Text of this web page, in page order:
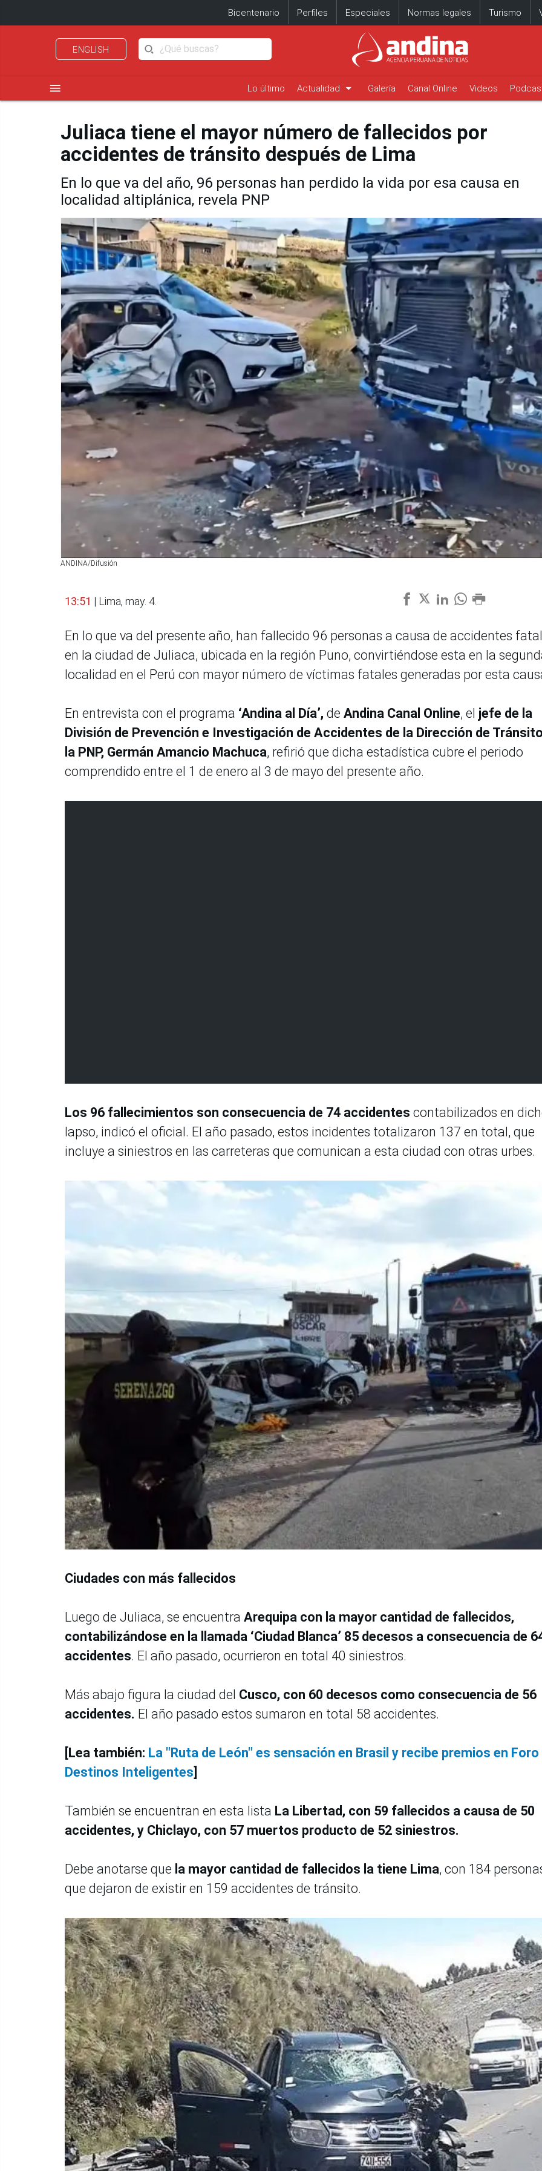
Bicentenario Perfiles Especiales Normas legales Turismo
ENGLISH
menu Lo último Actualidad arrow_drop_down Galería Canal Online Videos
Juliaca tiene el mayor número de fallecidos por
accidentes de tránsito después de Lima
En lo que va del año, 96 personas han perdido la vida por esa causa en
localidad altiplánica, revela PNP
ANDINA/Difusión
13:51 | Lima, may. 4.
En lo que va del presente año, han fallecido 96 personas a causa de accidentes
en la ciudad de Juliaca, ubicada en la región Puno, convirtiéndose esta en la
localidad en el Perú con mayor número de víctimas fatales generadas por esta
En entrevista con el programa ‘Andina al Día’, de Andina Canal Online, el jefe de la
División de Prevención e Investigación de Accidentes de la Dirección de
la PNP, Germán Amancio Machuca, refirió que dicha estadística cubre el periodo
comprendido entre el 1 de enero al 3 de mayo del presente año.
Los 96 fallecimientos son consecuencia de 74 accidentes contabilizados en
lapso, indicó el oficial. El año pasado, estos incidentes totalizaron 137 en total, que
incluye a siniestros en las carreteras que comunican a esta ciudad con otras urbes.
Ciudades con más fallecidos
Luego de Juliaca, se encuentra Arequipa con la mayor cantidad de fallecidos,
contabilizándose en la llamada ‘Ciudad Blanca’ 85 decesos a consecuencia de
accidentes. El año pasado, ocurrieron en total 40 siniestros.
Más abajo figura la ciudad del Cusco, con 60 decesos como consecuencia de 56
accidentes. El año pasado estos sumaron en total 58 accidentes.
[Lea también: La "Ruta de León" es sensación en Brasil y recibe premios en Foro
Destinos Inteligentes]
También se encuentran en esta lista La Libertad, con 59 fallecidos a causa de 50
accidentes, y Chiclayo, con 57 muertos producto de 52 siniestros.
Debe anotarse que la mayor cantidad de fallecidos la tiene Lima, con 184
que dejaron de existir en 159 accidentes de tránsito.